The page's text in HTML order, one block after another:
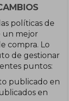
políticas de
un mejor
compra. Lo
de gestionar
puntos:
publicado en
en